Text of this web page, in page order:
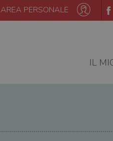
AREA PERSONALE
IL